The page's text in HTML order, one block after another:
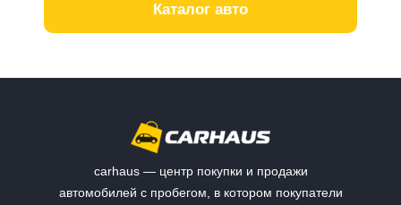
Каталог авто
carhaus — центр покупки и продажи
автомобилей с пробегом, в котором покупатели